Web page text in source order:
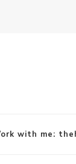
with me: